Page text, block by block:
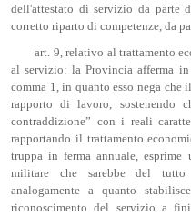
dell'attestato di servizio da parte
corretto riparto di competenze, da
art. 9, relativo al trattamento
al servizio: la Provincia afferma
comma 1, in quanto esso nega
rapporto di lavoro, sostenendo
contraddizione” con i reali
rapportando il trattamento
truppa in ferma annuale,
militare che sarebbe del tutto
analogamente a quanto
riconoscimento del servizio a